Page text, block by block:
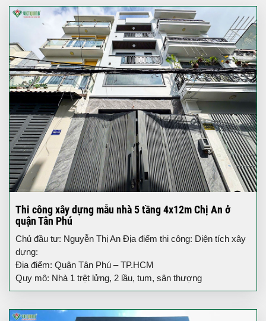
Thi công xây dựng mẫu nhà 5 tầng 4x12m Chị An ở
quận Tân Phú
Chủ đầu tư: Nguyễn Thị An Địa điểm thi công: Diện tích xây
dựng:
Địa điểm: Quận Tân Phú – TP.HCM
Quy mô: Nhà 1 trệt lửng, 2 lầu, tum, sân thượng